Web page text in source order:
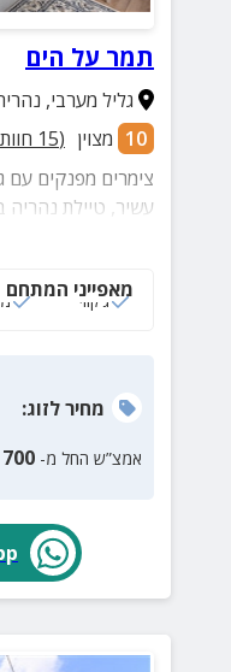
תמר על הים
גליל מערבי,
10 מצוין (
15
צימרים מפנקים עם
עשיר, טיילת
ושלל אטרקציות
מאפייני המתחם
ג‘קוזי
מחירלזוג:
אמצ”ש החל מ- 700